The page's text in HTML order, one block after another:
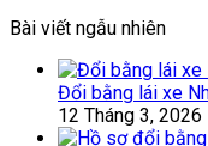
Bài viết ngẫu nhiên
Đổi bằng lái xe
12 Tháng 3, 2026